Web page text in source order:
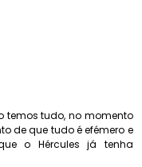
temos tudo, no momento
de que tudo é efémero e
o Hércules já tenha